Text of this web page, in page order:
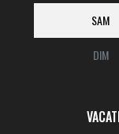
SAM
DIM